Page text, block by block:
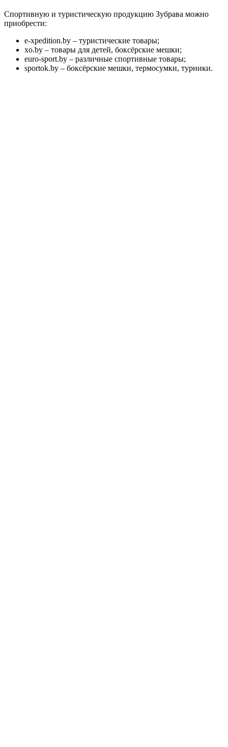
Спортивную и туристическую продукцию Зубрава можно
приобрести:
e-xpedition.by – туристические товары;
xo.by – товары для детей, боксёрские мешки;
euro-sport.by – различные спортивные товары;
sportok.by – боксёрские мешки, термосумки, турники.